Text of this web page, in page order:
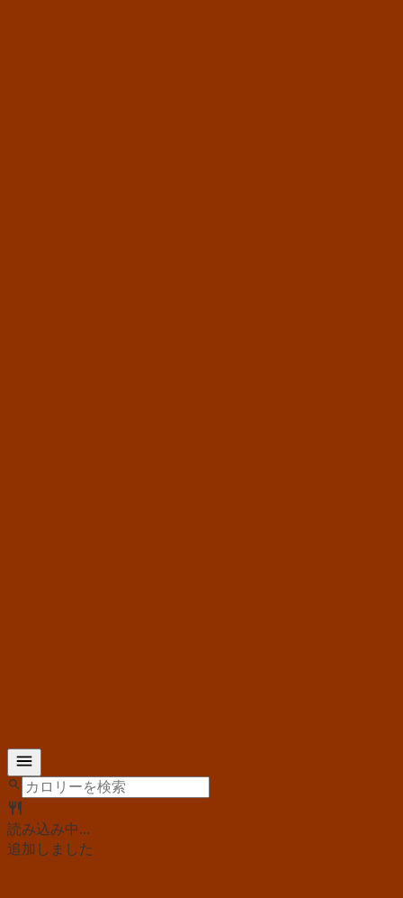
読み込み中...
追加しました